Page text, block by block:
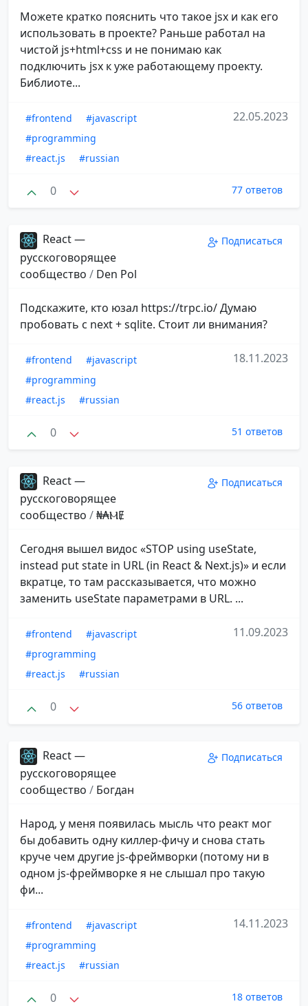
Можете кратко пояснить что такое jsx и как его
использовать в проекте? Раньше работал на
чистой js+html+css и не понимаю как
подключить jsx к уже работающему проекту.
Библиоте...
#frontend
#javascript
#programming
#react.js
#russian
22.05.2023
0 77 ответов
React —
русскоговорящее
сообщество / Den Pol
Подписаться
Подскажите, кто юзал https://trpc.io/ Думаю
пробовать с next + sqlite. Стоит ли внимания?
#frontend
#javascript
#programming
#react.js
#russian
18.11.2023
0 51 ответов
React —
русскоговорящее
сообщество /₦₳ⲘɆ
Подписаться
Сегодня вышел видос «STOP using useState,
instead put state in URL (in React & Next.js)» и если
вкратце, то там рассказывается, что можно
заменить useState параметрами в URL. ...
#frontend
#javascript
#programming
#react.js
#russian
11.09.2023
0 56 ответов
React —
русскоговорящее
сообщество / Богдан
Подписаться
Народ, у меня появилась мысль что реакт мог
бы добавить одну киллер-фичу и снова стать
круче чем другие js-фреймворки (потому ни в
одном js-фреймворке я не слышал про такую
фи...
#frontend
#javascript
#programming
#react.js
#russian
14.11.2023
0 18 ответов